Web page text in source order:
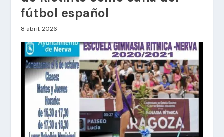
fútbol español
8 abril, 2026